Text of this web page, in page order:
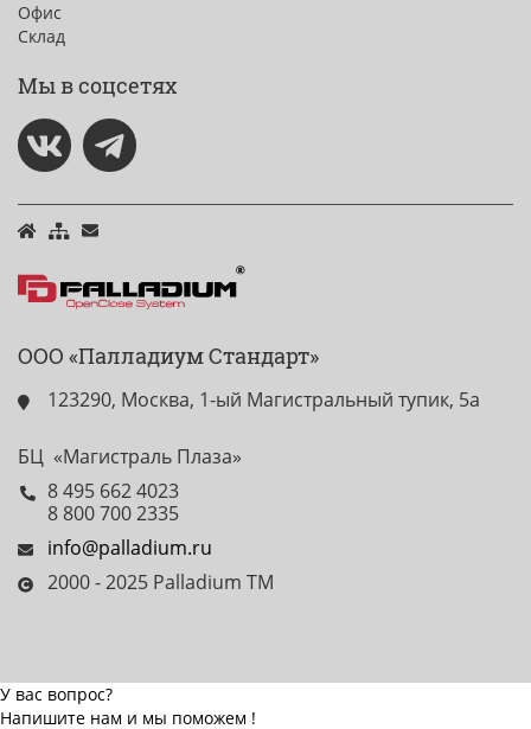
Офис
Склад
Мы в соцсетях
ООО «Палладиум Стандарт»
123290, Москва, 1-ый Магистральный тупик, 5а
БЦ «Магистраль Плаза»
8 495 662 4023
8 800 700 2335
info@palladium.ru
2000 - 2025 Palladium TM
У вас вопрос?
Напишите нам и мы поможем !